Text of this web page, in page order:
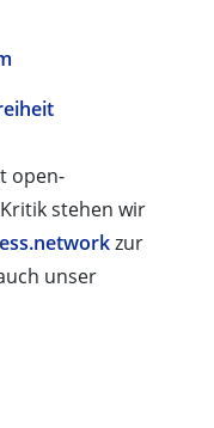
open-
stehen wir
zur
unser